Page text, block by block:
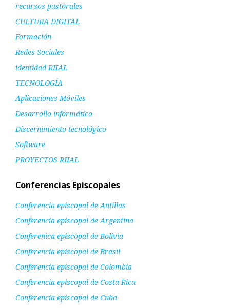
recursos pastorales
CULTURA DIGITAL
Formación
Redes Sociales
identidad RIIAL
TECNOLOGÍA
Aplicaciones Móviles
Desarrollo informático
Discernimiento tecnológico
Software
PROYECTOS RIIAL
Conferencias Episcopales
Conferencia episcopal de Antillas
Conferencia episcopal de Argentina
Conferenica episcopal de Bolivia
Conferencia episcopal de Brasil
Conferencia episcopal de Colombia
Conferencia episcopal de Costa Rica
Conferencia episcopal de Cuba